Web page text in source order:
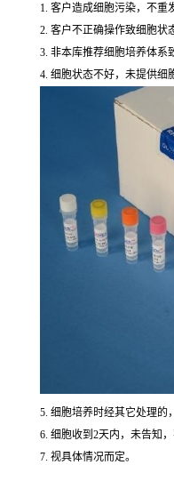
1. 客户造成细胞污染，不重
2. 客户不正确操作致细胞状
3. 非本库推荐细胞培养体系
4. 细胞状态不好，未提供细
5. 细胞培养时经其它处理的
6. 细胞收到2天内，未告知，
7. 视具体情况而定。